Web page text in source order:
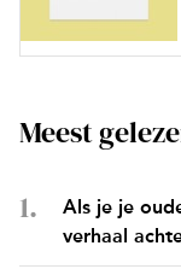
Meest
Als je je
verhaal